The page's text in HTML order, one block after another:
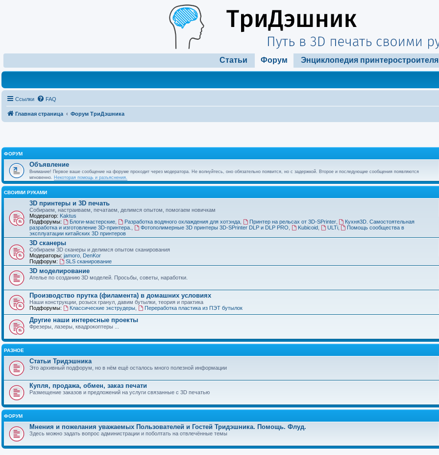
Статьи Форум Энциклопедия принтеростроителя
Ссылки FAQ
Главная страница Форум ТриДэшника
ФОРУМ
Объявление
Внимание! Первое ваше сообщение на форуме проходит через модератора. Не волнуйтесь, оно обязательно появится, но с задержкой. Второе и последующие сообщения появляются
мгновенно. Некоторая помощь и разъяснения.
СВОИМИ РУКАМИ
3D принтеры и 3D печать
Собираем, настраиваем, печатаем, делимся опытом, помогаем новичкам
Модератор: Kaktus
Подфорумы:
Блоги-мастерские, Разработка водяного охлаждения для хотэнда, Принтер на рельсах от 3D-SPrinter,
Кухня3D. Самостоятельная
разработка и изготовление 3D-принтера.
Фотополимерные 3D принтеры 3D-SPrinter DLP и DLP PRO Kubicoid, ULTi,
Помощь сообщества в
эксплуатации китайских 3D принтеров
3D сканеры
Собираем 3D сканеры и делимся опытом сканирования
Модераторы: jamoro DenKor
Подфорум:
SLS сканирование
3D моделирование
Ателье по созданию 3D моделей. Просьбы, советы, наработки.
Производство прутка (филамента) в домашних условиях
Наши конструкции, розыск гранул, давим бутылки, теория и практика
Подфорумы:
Классические экструдеры, Переработка пластика из ПЭТ бутылок
Другие наши интересные проекты
Фрезеры, лазеры, квадрокоптеры ...
РАЗНОЕ
Статьи Тридэшника
Это архивный подфорум, но в нём ещё осталось много полезной информации
Купля, продажа, обмен, заказ печати
Размещение заказов и предложений на услуги связанные с 3D печатью
ФОРУМ
Мнения и пожелания уважаемых Пользователей и Гостей Тридэшника. Помощь. Флуд.
Здесь можно задать вопрос администрации и поболтать на отвлечённые темы